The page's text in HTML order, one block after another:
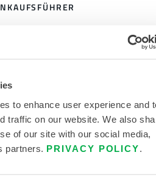
to enhance user experience and
traffic on our website. We also
of our site with our social media,
partners. PRIVACY POLICY
DOKUMENTE
EUROPA, INDIEN,